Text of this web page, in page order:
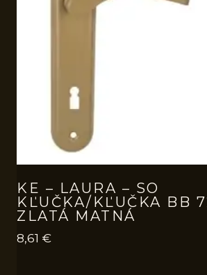
KE – LAURA – SO
KĽUČKA/KĽUČKA BB
ZLATÁ MATNÁ
8,61 €